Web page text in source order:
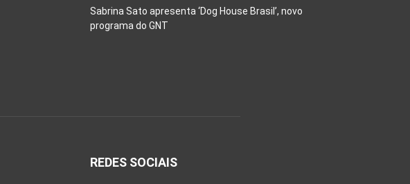
Sabrina Sato apresenta ‘Dog House Brasil’, novo
programa do GNT
REDES SOCIAIS